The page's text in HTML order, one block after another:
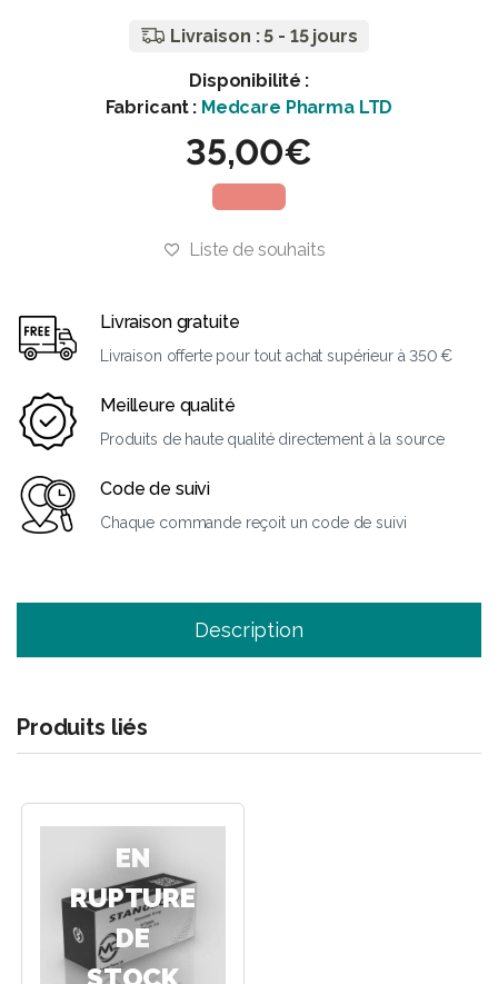
Livraison : 5 - 15 jours
Disponibilité :
Fabricant : Medcare Pharma LTD
35,00€
Liste de souhaits
Livraison gratuite
Livraison offerte pour tout achat supérieur à 350 €
Meilleure qualité
Produits de haute qualité directement à la source
Code de suivi
Chaque commande reçoit un code de suivi
Description
Produits liés
EN
RUPTURE
DE